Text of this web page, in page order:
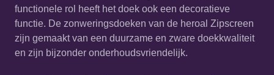
functionele rol heeft het doek ook een decoratieve
functie. De zonweringsdoeken van de heroal Zipscreen
zijn gemaakt van een duurzame en zware doekkwaliteit
en zijn bijzonder onderhoudsvriendelijk.